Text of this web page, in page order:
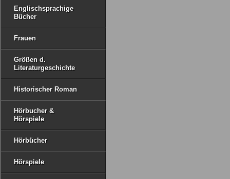
Englischsprachige
Bücher
Frauen
Größen d.
Literaturgeschichte
Historischer Roman
Hörbucher &
Hörspiele
Hörbücher
Hörspiele